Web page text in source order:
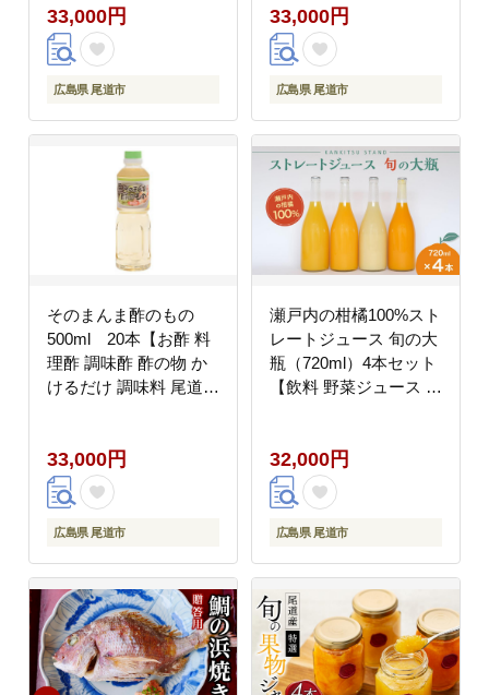
33,000円
広島県 尾道市
33,000円
広島県 尾道市
そのまんま酢のもの
500ml 20本【お酢 料
理酢 調味酢 酢の物 か
けるだけ 調味料 尾道造
33,000円
広島県 尾道市
瀬戸内の柑橘100%スト
レートジュース 旬の大
瓶（720ml）4本セット
【飲料 野菜ジュース 食
32,000円
広島県 尾道市